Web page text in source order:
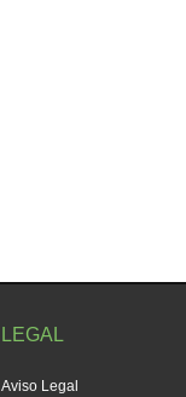
LEGAL
Aviso Legal